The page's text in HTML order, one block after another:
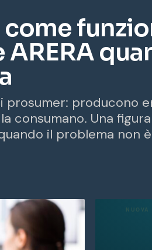
prosumer: producono
consumano. Una
il problema non è